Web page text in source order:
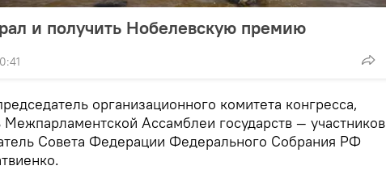
и получить Нобелевскую премию
организационного комитета конгресса,
Межпарламентской Ассамблеи государств — участников
Совета Федерации Федерального Собрания РФ